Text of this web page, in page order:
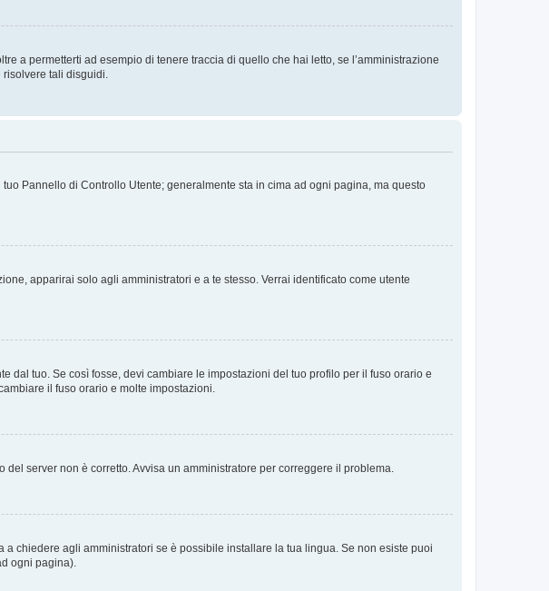
a permetterti ad esempio di tenere traccia di quello che hai letto, se l’amministrazione
tali disguidi.
Pannello di Controllo Utente; generalmente sta in cima ad ogni pagina, ma questo
apparirai solo agli amministratori e a te stesso. Verrai identificato come utente
dal tuo. Se così fosse, devi cambiare le impostazioni del tuo profilo per il fuso orario e
il fuso orario e molte impostazioni.
server non è corretto. Avvisa un amministratore per correggere il problema.
chiedere agli amministratori se è possibile installare la tua lingua. Se non esiste puoi
ogni pagina).